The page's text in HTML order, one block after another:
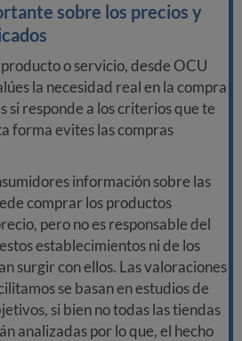
sobre los precios y
o servicio, desde OCU
la necesidad real en la compra
si responde a los criterios que te
forma evites las compras
información sobre las
comprar los productos
pero no es responsable del
establecimientos ni de los
surgir con ellos. Las valoraciones
se basan en estudios de
si bien no todas las tiendas
analizadas por lo que, el hecho